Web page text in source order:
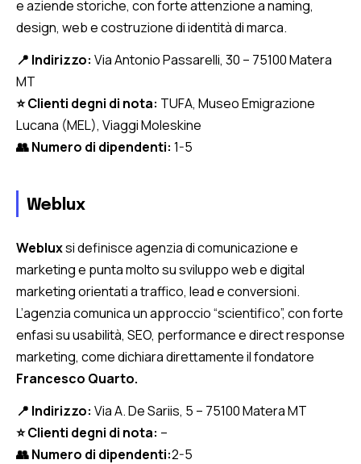
e aziende storiche, con forte attenzione a naming,
design, web e costruzione di identità di marca.
📍 Indirizzo: Via Antonio Passarelli, 30 – 75100 Matera
MT
⭐ Clienti degni di nota: TUFA, Museo Emigrazione
Lucana (MEL), Viaggi Moleskine
👥 Numero di dipendenti: 1-5
Weblux
Webluxsi definisce agenzia di comunicazione e
marketing e punta molto su sviluppo web e digital
marketing orientati a traffico, lead e conversioni.
L’agenzia comunica un approccio “scientifico”, con forte
enfasi su usabilità, SEO, performance e direct response
marketing, come dichiara direttamente il fondatore
Francesco Quarto.
📍 Indirizzo: Via A. De Sariis, 5 – 75100 Matera MT
⭐ Clienti degni di nota: –
👥 Numero di dipendenti:2-5